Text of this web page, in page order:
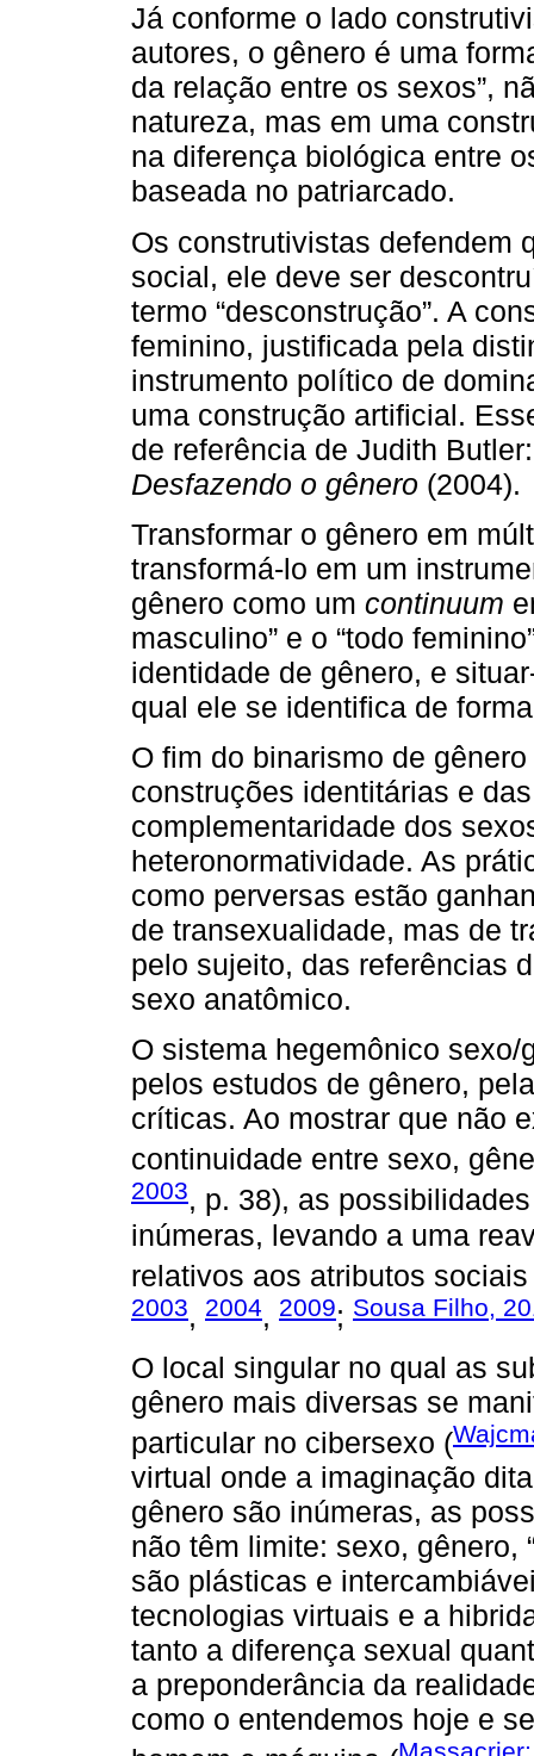
Já conforme o lado
autores, o gênero é uma
da relação entre os sexos”,
natureza, mas em uma
na diferença biológica entre
baseada no patriarcado.
Os construtivistas defendem
social, ele deve ser
termo “desconstrução”. A
feminino, justificada pela
instrumento político de
uma construção artificial.
de referência de Judith
Desfazendo o gênero (2004).
Transformar o gênero em
transformá-lo em um
gênero como um continuum
masculino” e o “todo
identidade de gênero, e
qual ele se identifica de
O fim do binarismo de
construções identitárias e
complementaridade dos
heteronormatividade. As
como perversas estão
de transexualidade, mas de
pelo sujeito, das referências
sexo anatômico.
O sistema hegemônico
pelos estudos de gênero,
críticas. Ao mostrar que não
continuidade entre sexo,
2003, p. 38), as
inúmeras, levando a uma
relativos aos atributos
2003, 2004, 2009; Sousa Filho,
O local singular no qual as
gênero mais diversas se
particular no cibersexo (
virtual onde a imaginação
gênero são inúmeras, as
não têm limite: sexo, gênero,
são plásticas e
tecnologias virtuais e a
tanto a diferença sexual
a preponderância da
como o entendemos hoje e